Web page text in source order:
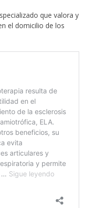
que valora y
el domicilio de los